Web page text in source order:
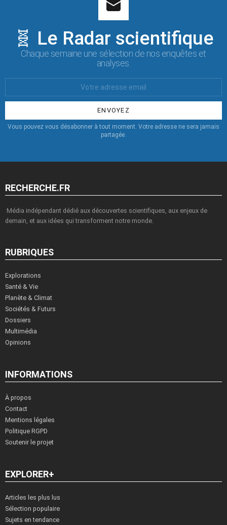
🧬 Le Radar scientifique
Chaque semaine une sélection de nos enquêtes et
analyses.
:
Vous pouvez vous désabonner à tout moment. Votre adresse ne sera jamais
partagée.
RECHERCHE.FR
Média indépendant dédié aux découvertes scientifiques, aux enjeux de
demain, et aux idées qui transforment notre monde.
RUBRIQUES
Explorations
Santé & Vie
Planète & Climat
Sociétés & Futurs
Dossiers
Multimédia
Opinions
INFORMATIONS
À propos
Contact
Mentions légales
Politique RGPD
Soutenir le projet
EXPLORER+
Articles les plus lus
Sélection populaire
Sujets en tendance